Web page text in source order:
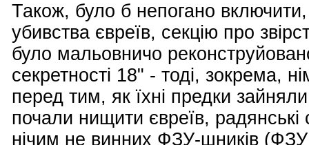
Також, було б непогано
убивства євреїв, секцію про
було мальовничо
секретності 18" - тоді, зокрема,
перед тим, як їхні предки
почали нищити євреїв,
нічим не винних ФЗУ-шників